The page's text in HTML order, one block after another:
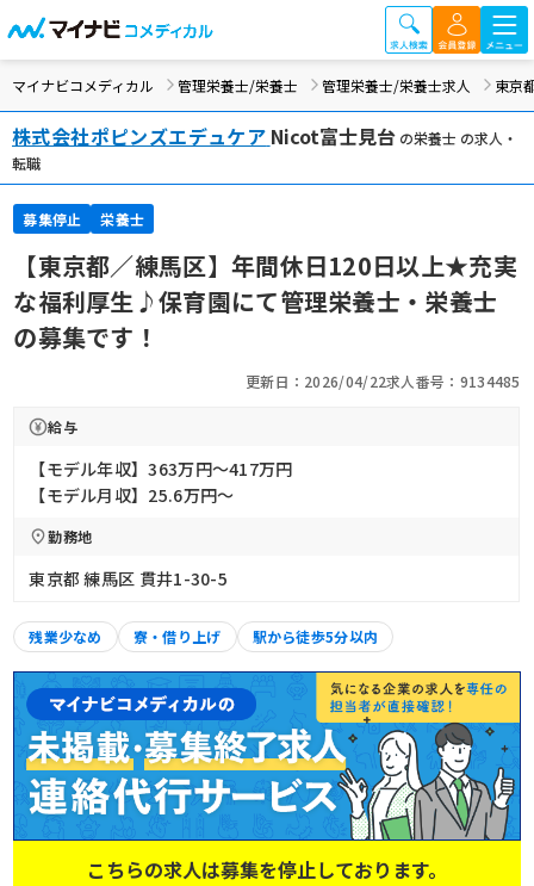
マイナビコメディカル 管理栄養士/栄養士 管理栄養士/栄養士求人 東京
株式会社ポピンズエデュケア Nicot富士見台の栄養士 の求人・
転職
募集停止 栄養士
【東京都／練馬区】年間休日120日以上★充実
な福利厚生♪保育園にて管理栄養士・栄養士
の募集です！
更新日：2026/04/22求人番号：9134485
給与
【モデル年収】363万円〜417万円
【モデル月収】25.6万円〜
勤務地
東京都 練馬区 貫井1-30-5
残業少なめ 寮・借り上げ 駅から徒歩5分以内
こちらの求人は募集を停止しております。